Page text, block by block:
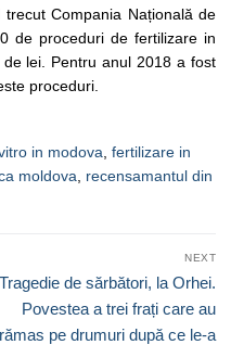
Compania Națională de
de proceduri de fertilizare in
lei. Pentru anul 2018 a fost
proceduri.
in modova fertilizare in
moldova
recensamantul din
NEXT
Next
post:
Tragedie de sărbători, la Orhei.
Povestea a trei frați care au
rămas pe drumuri după ce le-a